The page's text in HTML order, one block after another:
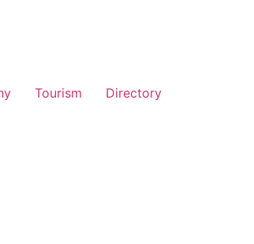
Tourism Directory